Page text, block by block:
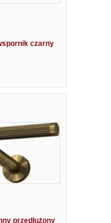
czarny
przedłużony